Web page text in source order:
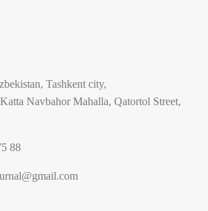
Tashkent city,
Navbahor Mahalla, Qatortol Street,
88